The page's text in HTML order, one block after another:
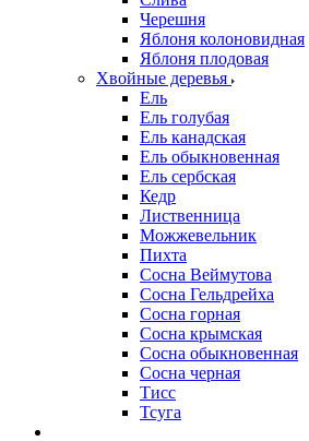
Черешня
Яблоня колоновидная
Яблоня плодовая
Хвойные деревья
Ель
Ель голубая
Ель канадская
Ель обыкновенная
Ель сербская
Кедр
Лиственница
Можжевельник
Пихта
Сосна Веймутова
Сосна Гельдрейха
Сосна горная
Сосна крымская
Сосна обыкновенная
Сосна черная
Тисс
Тсуга